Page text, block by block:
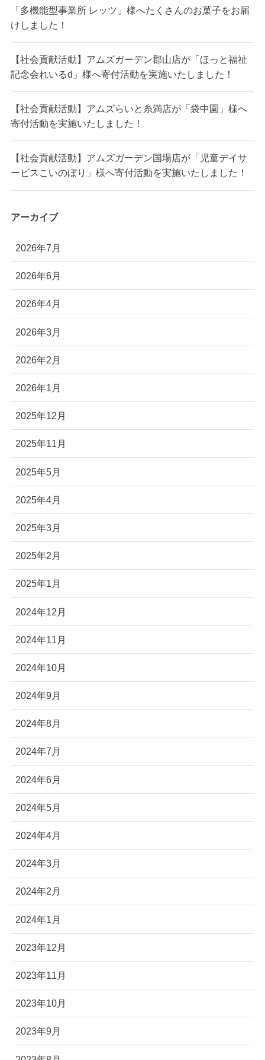
「多機能型事業所 レッツ」様へたくさんのお菓子をお届
けしました！
【社会貢献活動】アムズガーデン郡山店が「ほっと福祉
記念会れいるd」様へ寄付活動を実施いたしました！
【社会貢献活動】アムズらいと糸満店が「袋中園」様へ
寄付活動を実施いたしました！
【社会貢献活動】アムズガーデン国場店が「児童デイサ
ービスこいのぼり」様へ寄付活動を実施いたしました！
アーカイブ
2026年7月
2026年6月
2026年4月
2026年3月
2026年2月
2026年1月
2025年12月
2025年11月
2025年5月
2025年4月
2025年3月
2025年2月
2025年1月
2024年12月
2024年11月
2024年10月
2024年9月
2024年8月
2024年7月
2024年6月
2024年5月
2024年4月
2024年3月
2024年2月
2024年1月
2023年12月
2023年11月
2023年10月
2023年9月